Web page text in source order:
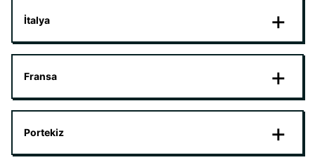
İtalya
Fransa
Portekiz